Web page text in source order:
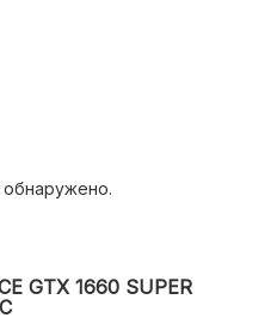
GTX 1660 SUPER